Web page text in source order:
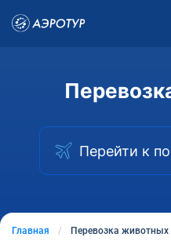
Перейти к
Главная Перевозка животных